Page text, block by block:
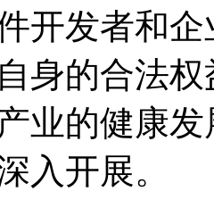
开发者和
身的合法
业的健康
入开展。